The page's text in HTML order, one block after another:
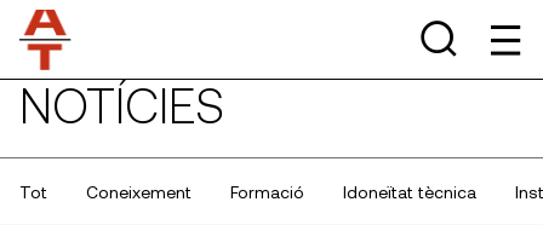
NOTÍCIES
Tot Coneixement Formació Idoneïtat tècnica